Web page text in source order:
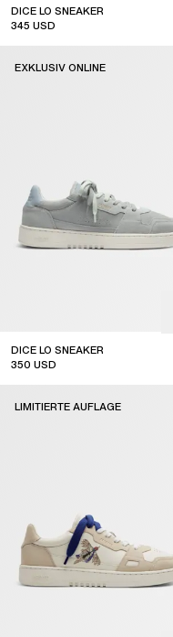
DICE LO SNEAKER
345 USD
DICE LO SNEAKER
350 USD
EXKLUSIV ONLINE
LIMITIERTE AUFLAGE